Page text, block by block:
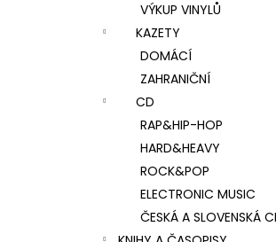
VÝKUP VINYLŮ
KAZETY
DOMÁCÍ
ZAHRANIČNÍ
CD
RAP&HIP-HOP
HARD&HEAVY
ROCK&POP
ELECTRONIC MUSIC
ČESKÁ A SLOVENSKÁ